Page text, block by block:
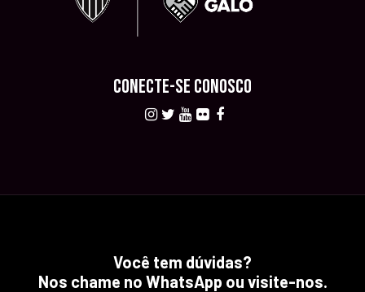
CONECTE-SE CONOSCO
Você tem dúvidas?
Nos chame no WhatsApp ou visite-nos.